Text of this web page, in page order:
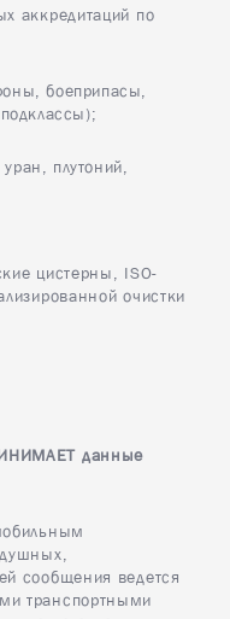
аккредитаций по
боеприпасы,
уран, плутоний,
цистерны, ISO-
очистки
данные
сообщения ведется
транспортными